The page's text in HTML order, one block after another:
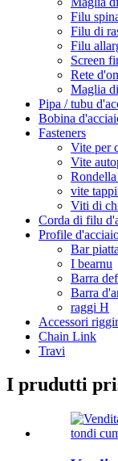
Filu
Filu di
Filu
Screen
Rete
Maglia
Pipa / tubu
Bobina
Fasteners
Vite per
Vite
vite
Viti di
Corda di filu
Profile
Bar piatta
I bearnu
Barra
Barra
raggi H
Accessori
Chain Link
Travi
I prudutti